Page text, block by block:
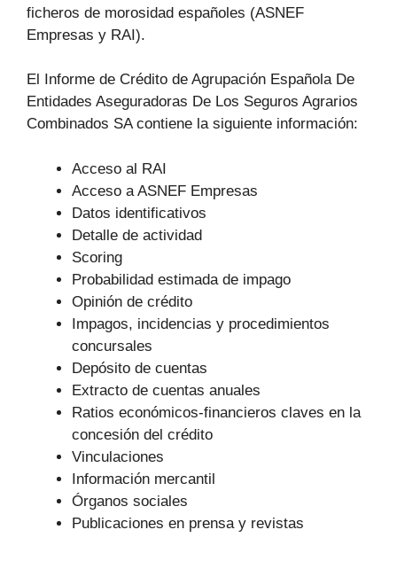
ficheros de morosidad españoles (ASNEF
Empresas y RAI).
El Informe de Crédito de Agrupación Española De
Entidades Aseguradoras De Los Seguros Agrarios
Combinados SA contiene la siguiente información:
Acceso al RAI
Acceso a ASNEF Empresas
Datos identificativos
Detalle de actividad
Scoring
Probabilidad estimada de impago
Opinión de crédito
Impagos, incidencias y procedimientos
concursales
Depósito de cuentas
Extracto de cuentas anuales
Ratios económicos-financieros claves en la
concesión del crédito
Vinculaciones
Información mercantil
Órganos sociales
Publicaciones en prensa y revistas